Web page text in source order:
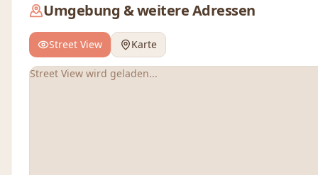
Umgebung & weitere Adressen
Street View Karte
Street View wird geladen...